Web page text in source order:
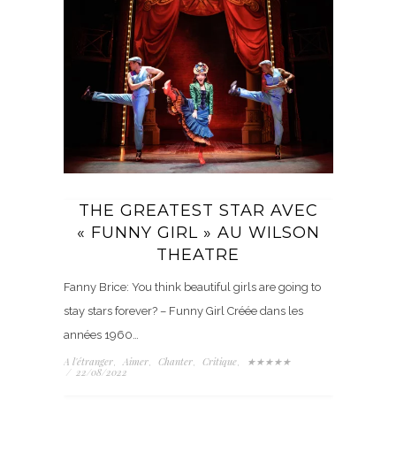
THE GREATEST STAR AVEC
« FUNNY GIRL » AU WILSON
THEATRE
Fanny Brice: You think beautiful girls are going to
stay stars forever? – Funny Girl Créée dans les
années 1960…
A l'étranger, Aimer, Chanter, Critique,
★★★★★
/ 22/08/2022